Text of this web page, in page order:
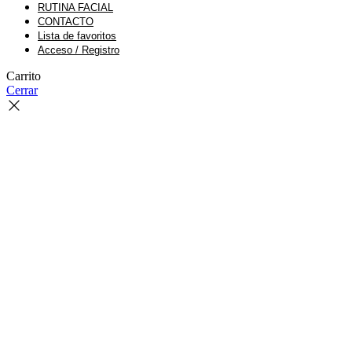
RUTINA FACIAL
CONTACTO
Lista de favoritos
Acceso / Registro
Carrito
Cerrar